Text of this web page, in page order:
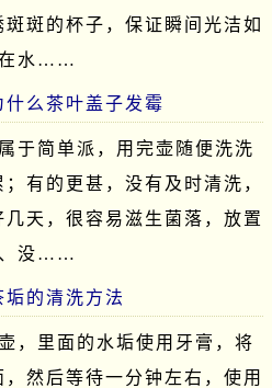
斑的杯子，保证瞬间光洁如
在水……
么茶叶盖子发霉
于简单派，用完壶随便洗洗
有的更甚，没有及时清洗，
天，很容易滋生菌落，放置
、没……
的清洗方法
，里面的水垢使用牙膏，将
然后等待一分钟左右，使用